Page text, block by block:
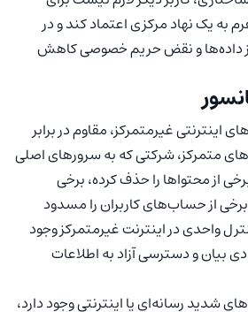
به یک نهاد مرکزی اعتماد کند و در
داده‌ها و نقض حریم خصوصی کاهش
اینترنتی غیرمتمرکز، مقاوم در برابر
متمرکز، شرکتی که به سرورهای اصلی
از محتواها را حذف کرده، برخی
از حساب‌های کاربران را مسدود
واحدی در اینترنت غیرمتمرکز وجود
بیان و دسترسی آزاد به اطلاعات
شدید رسانه‌ای یا اینترنتی وجود دارد،